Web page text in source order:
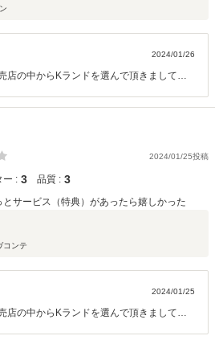
ン
2024/01/26
店の中からKランドを選んで頂きまして誠
車両をご提案出来てよかったです。これか
事でご不明な点等ございましたらお気軽に
(*^^*)
2024/01/25投稿
ー : 3 品質 : 3
サービス（特典）があったら嬉しかった
コンテ
2024/01/25
店の中からKランドを選んで頂きまして誠